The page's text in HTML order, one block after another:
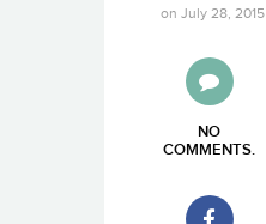
on July 28, 2015
NO
COMMENTS.